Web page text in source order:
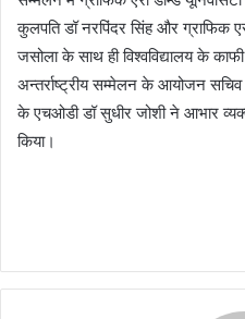
कुलपति डॉ नरपिंदर सिंह और ग्राफिक
जसोला के साथ ही विश्वविद्यालय के
अन्तर्राष्ट्रीय सम्मेलन के आयोजन सचिव
के एचओडी डॉ सुधीर जोशी ने आभार
किया।